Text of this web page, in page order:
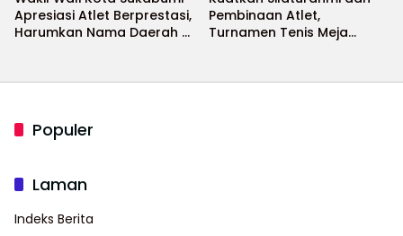
Apresiasi Atlet Berprestasi,
Harumkan Nama Daerah di
Pembinaan Atlet,
Turnamen Tenis Meja
Populer
Laman
Indeks Berita